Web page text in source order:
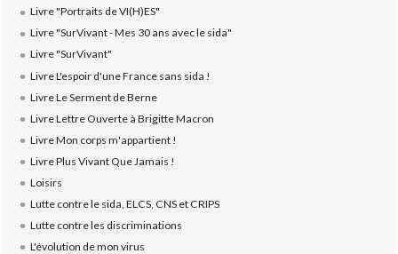
Livre "Portraits de VI(H)ES"
Livre "SurVivant - Mes 30 ans avec le sida"
Livre "SurVivant"
Livre L'espoir d'une France sans sida !
Livre Le Serment de Berne
Livre Lettre Ouverte à Brigitte Macron
Livre Mon corps m'appartient !
Livre Plus Vivant Que Jamais !
Loisirs
Lutte contre le sida, ELCS, CNS et CRIPS
Lutte contre les discriminations
L'évolution de mon virus